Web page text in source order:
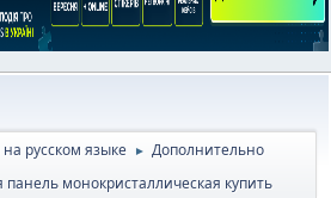
русском языке ► Дополнительно
панель монокристаллическая купить